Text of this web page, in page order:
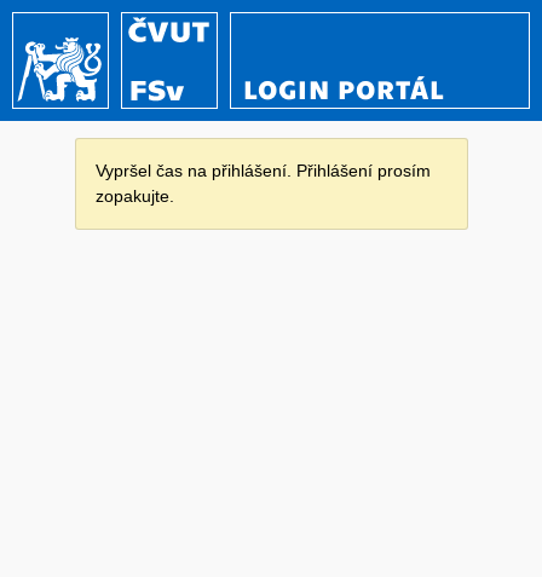
LOGIN PORTÁL
Vypršel čas na přihlášení. Přihlášení prosím
zopakujte.